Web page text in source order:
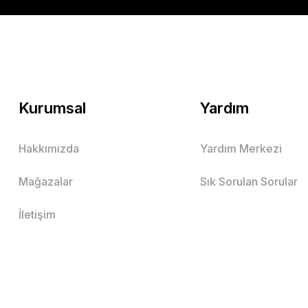
Kurumsal
Hakkımızda
Mağazalar
İletişim
Yardım
Yardım Merkezi
Sık Sorulan Sorular